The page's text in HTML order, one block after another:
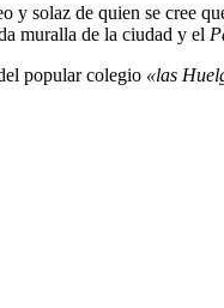
y solaz de quien se cree
muralla de la ciudad y el
popular colegio «las